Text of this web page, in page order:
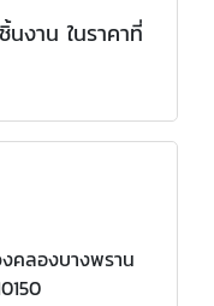
นงาน ในราคาที่
คลองบางพราน